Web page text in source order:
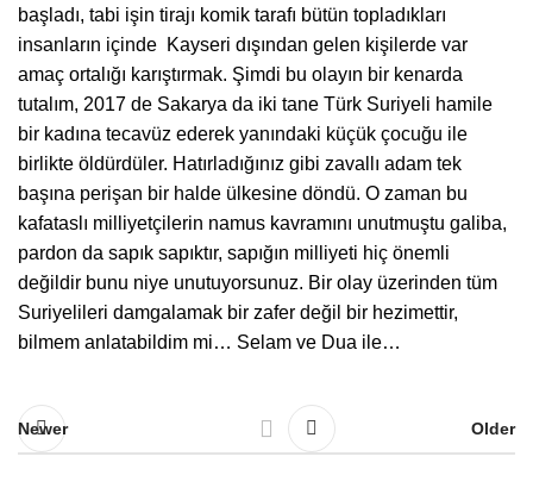
başladı, tabi işin tirajı komik tarafı bütün topladıkları
insanların içinde Kayseri dışından gelen kişilerde var
amaç ortalığı karıştırmak. Şimdi bu olayın bir kenarda
tutalım, 2017 de Sakarya da iki tane Türk Suriyeli hamile
bir kadına tecavüz ederek yanındaki küçük çocuğu ile
birlikte öldürdüler. Hatırladığınız gibi zavallı adam tek
başına perişan bir halde ülkesine döndü. O zaman bu
kafataslı milliyetçilerin namus kavramını unutmuştu galiba,
pardon da sapık sapıktır, sapığın milliyeti hiç önemli
değildir bunu niye unutuyorsunuz. Bir olay üzerinden tüm
Suriyelileri damgalamak bir zafer değil bir hezimettir,
bilmem anlatabildim mi… Selam ve Dua ile…
Newer Older